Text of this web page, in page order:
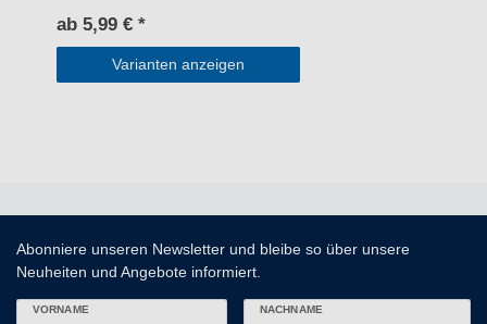
ab 5,99 € *
Varianten anzeigen
Abonniere unseren Newsletter und bleibe so über unsere
Neuheiten und Angebote informiert.
VORNAME NACHNAME